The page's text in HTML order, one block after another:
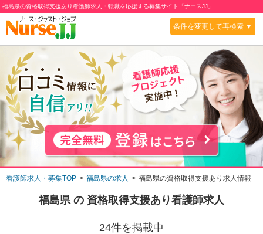
福島県の資格取得支援あり看護師求人・転職を応援する募集サイト「ナースJJ」
条件を変更して再検索 ▼
看護師求人・募集TOP 福島県の求人 福島県の資格取得支援あり求人情報
福島県の 資格取得支援あり看護師求人
24件を掲載中